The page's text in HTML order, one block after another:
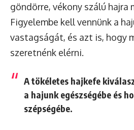
göndörre, vékony szálú hajra
Figyelembe kell vennünk a
vastagságát, és azt is, hogy
szeretnénk elérni.
A tökéletes hajkefe
a hajunk egészségébe és
szépségébe.